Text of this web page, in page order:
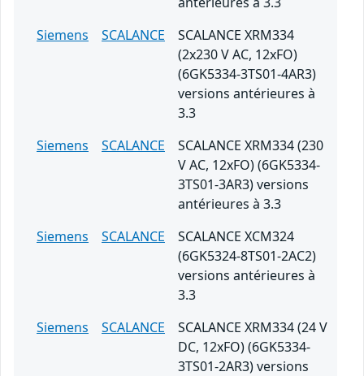
Siemens
SCALANCE
SCALANCE XRM334
(2x230 V AC, 12xFO)
(6GK5334-3TS01-4AR3)
versions antérieures à
3.3
Siemens
SCALANCE
SCALANCE XRM334 (230
V AC, 12xFO) (6GK5334-
3TS01-3AR3) versions
antérieures à 3.3
Siemens
SCALANCE
SCALANCE XCM324
(6GK5324-8TS01-2AC2)
versions antérieures à
3.3
Siemens
SCALANCE
SCALANCE XRM334 (24 V
DC, 12xFO) (6GK5334-
3TS01-2AR3) versions